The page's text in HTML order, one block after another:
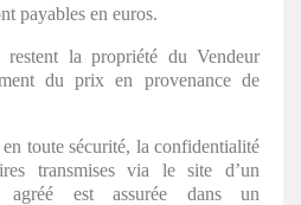
payables en euros.
restent la propriété du Vendeur
du prix en provenance de
toute sécurité, la confidentialité
transmises via le site d’un
agréé est assurée dans un